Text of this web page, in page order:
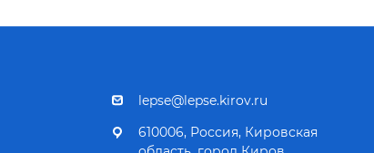
lepse@lepse.kirov.ru
610006, Россия, Кировская